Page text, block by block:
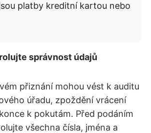
platby kreditní kartou nebo
správnost údajů
přiznání mohou vést k auditu
úřadu, zpoždění vrácení
k pokutám. Před podáním
všechna čísla, jména a